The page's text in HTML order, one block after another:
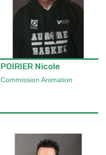
POIRIER Nicole
Commission Animation